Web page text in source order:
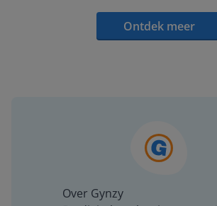
Ontdek meer
Over Gynzy